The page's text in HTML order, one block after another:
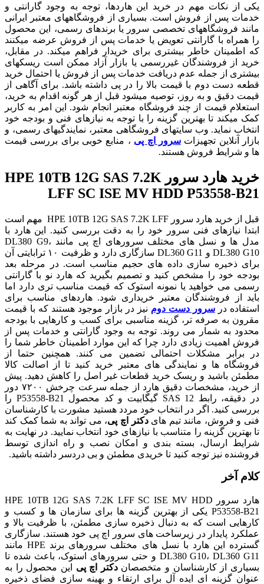
یکی از نکات مهم در خرید این هاردها، توجه به وجود گارانتی و
خدمات پس از فروش است. بسیاری از فروشگاههای معتبر ایرانی
مانند فروشگاههای تخصصی سرور یا برندهای رسمی، این محصول
را همراه با گارانتی تعویض یا خدمات پس از فروش عرضه میکنند
که اطمینان خاطر بیشتری برای خریدار فراهم میکند. در مقابل،
خرید از فروشندگان غیررسمی یا بازار آزاد ممکن است ریسکهای
بیشتری از جمله عدم دریافت خدمات پس از فروش یا احتمال خرید
قطعه دست دوم با قیمت بالا را در پی داشته باشد. برای آگاهی از
قیمت دقیق و به روز، توصیه میشود قبل از هر گونه اقدام به خرید،
استعلام قیمت از چند فروشگاه معتبر انجام شود. این امر به کاربر
کمک میکند تا بهترین گزینه را با توجه به نیازهای فنی و بودجه خود
انتخاب نماید. وب سایتهای فروشگاهی معتبر، نمایندگیهای رسمی، و
بازار آنلاین تجهیزاتسرور اچ پی ، منابع خوبی برای بررسی قیمت
ها و شرایط فروش هستند.
خرید هارد سرور HPE 10TB 12G SAS 7.2K
LFF SC ISE MV HDD P53558-B21
قبل از خرید هارد سرور HPE 10TB 12G SAS 7.2K LFF مهم است
ابتدا نیازهای فنی سرور خود را به دقت بررسی کنید. این هارد با
مدل ها و نسل های مختلف سرورهای اچ پی مانند DL380 G9،
DL380 G10 و DL360 G11 سازگاری دارد و ظرفیت ۱۰ ترابایتی آن
برای ذخیره سازی داده های حجیم مناسب است. در مرحله بعد
بودجه خود را مشخص کنید و تصمیم بگیرید که هارد نو با گارانتی
رسمی می خواهید یا نمونه استوک که قیمت مناسب تری دارد اما
باید از فروشندگان معتبر خریداری شود. هاردهای مناسب برای
استفاده در سرور دست دوم نیز در بازار موجود هستند که با قیمت
مقرون به صرفه تر، گزینه مناسبی برای کسب و کارهایی با بودجه
محدود به شمار می روند. توجه به وجود گارانتی و خدمات پس از
فروش اهمیت زیادی دارد چرا که این موارد اطمینان خاطر شما را
در برابر مشکلات احتمالی تضمین می کنند. همچنین حتما از
فروشگاه ها و نمایندگی های معتبر خرید کنید تا از اصالت کالا
مطمئن باشید و ریسک خرید قطعات غیر اصل را کاهش دهید. پیش
از خرید، مشخصات دقیق هارد از جمله سرعت چرخش ۷۲۰۰ دور
در دقیقه، رابط SAS 12 گیگابیت و کد محصول P53558-B21 را
بررسی کنید. اگر در انتخاب خود مردد هستید مشورت با کارشناسان
فنی و فروش، مانند تیم هایدکتر اچ پی، می تواند به شما کمک کند
تا بهترین گزینه را متناسب با نیازهای خود انتخاب نمایید. در نهایت به
شرایط ارسال، بسته بندی و امکان نصب و راه اندازی توسط
فروشنده نیز توجه کنید تا خریدی مطمئن و بی دردسر داشته باشید.
کلام آخر
هارد سرور HPE 10TB 12G SAS 7.2K LFF SC ISE MV HDD
P53558-B21 یکی از بهترین گزینه ها برای سازمان ها و کسب و
کارهایی است که به دنبال ذخیره سازی مطمئن، با ظرفیت بالا و
عملکرد پایدار در زیرساخت های سرور اچ پی خود هستند. سازگاری
گسترده این هارد با نسل های مختلف سرورهای برند HPE مانند
DL380 G10، DL360 G11 و حتی سرورهای استوک، باعث شده تا
بسیاری از کارشناسان و متخصصاندکتر اچ پی این محصول را به
عنوان گزینه ای ایده آل برای ارتقاء و بهینه سازی فضای ذخیره